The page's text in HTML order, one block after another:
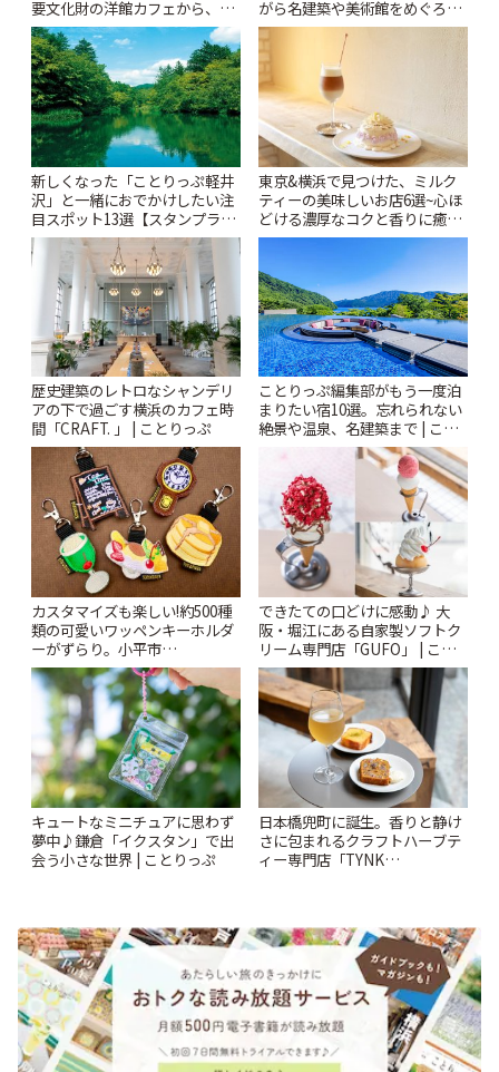
要文化財の洋館カフェから、改
札すぐのレトロ喫茶まで~ | こと
りっぷ
がら名建築や美術館をめぐろう
~ | ことりっぷ
新しくなった「ことりっぷ軽井
沢」と一緒におでかけしたい注
目スポット13選【スタンプラリ
ー開催中】 | ことりっぷ
東京&横浜で見つけた、ミルク
ティーの美味しいお店6選~心ほ
どける濃厚なコクと香りに癒や
されるティータイム~ | ことりっ
歴史建築のレトロなシャンデリ
アの下で過ごす横浜のカフェ時
間「CRAFT. 」 | ことりっぷ
ことりっぷ編集部がもう一度泊
まりたい宿10選。忘れられない
絶景や温泉、名建築まで | こと
カスタマイズも楽しい!約500種
類の可愛いワッペンキーホルダ
ーがずらり。小平市
「Kimamaya T&K」 | ことりっ
ぷ
できたての口どけに感動♪ 大
阪・堀江にある自家製ソフトク
リーム専門店「GUFO」 | こと
りっぷ
キュートなミニチュアに思わず
夢中♪鎌倉「イクスタン」で出
会う小さな世界 | ことりっぷ
日本橋兜町に誕生。香りと静け
さに包まれるクラフトハーブテ
ィー専門店「TYNK